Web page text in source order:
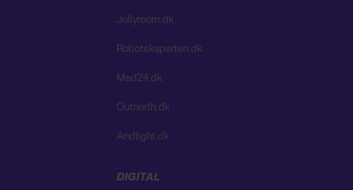
Jollyroom.dk
Roboteksperten.dk
Med24.dk
Outnorth.dk
Andlight.dk
DIGITAL